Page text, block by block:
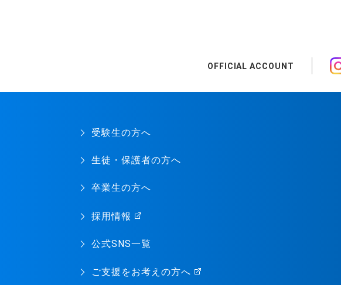
OFFICIAL ACCOUNT
受験生の方へ
生徒・保護者の方へ
卒業生の方へ
採用情報
公式SNS一覧
ご支援をお考えの方へ